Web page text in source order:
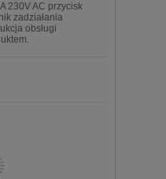
230V AC przycisk
zadziałania
obsługi